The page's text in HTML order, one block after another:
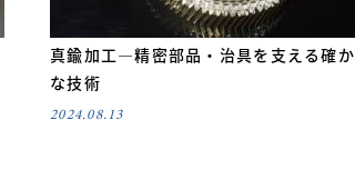
真鍮加工—精密部品・治具を支える確か
な技術
2024.08.13